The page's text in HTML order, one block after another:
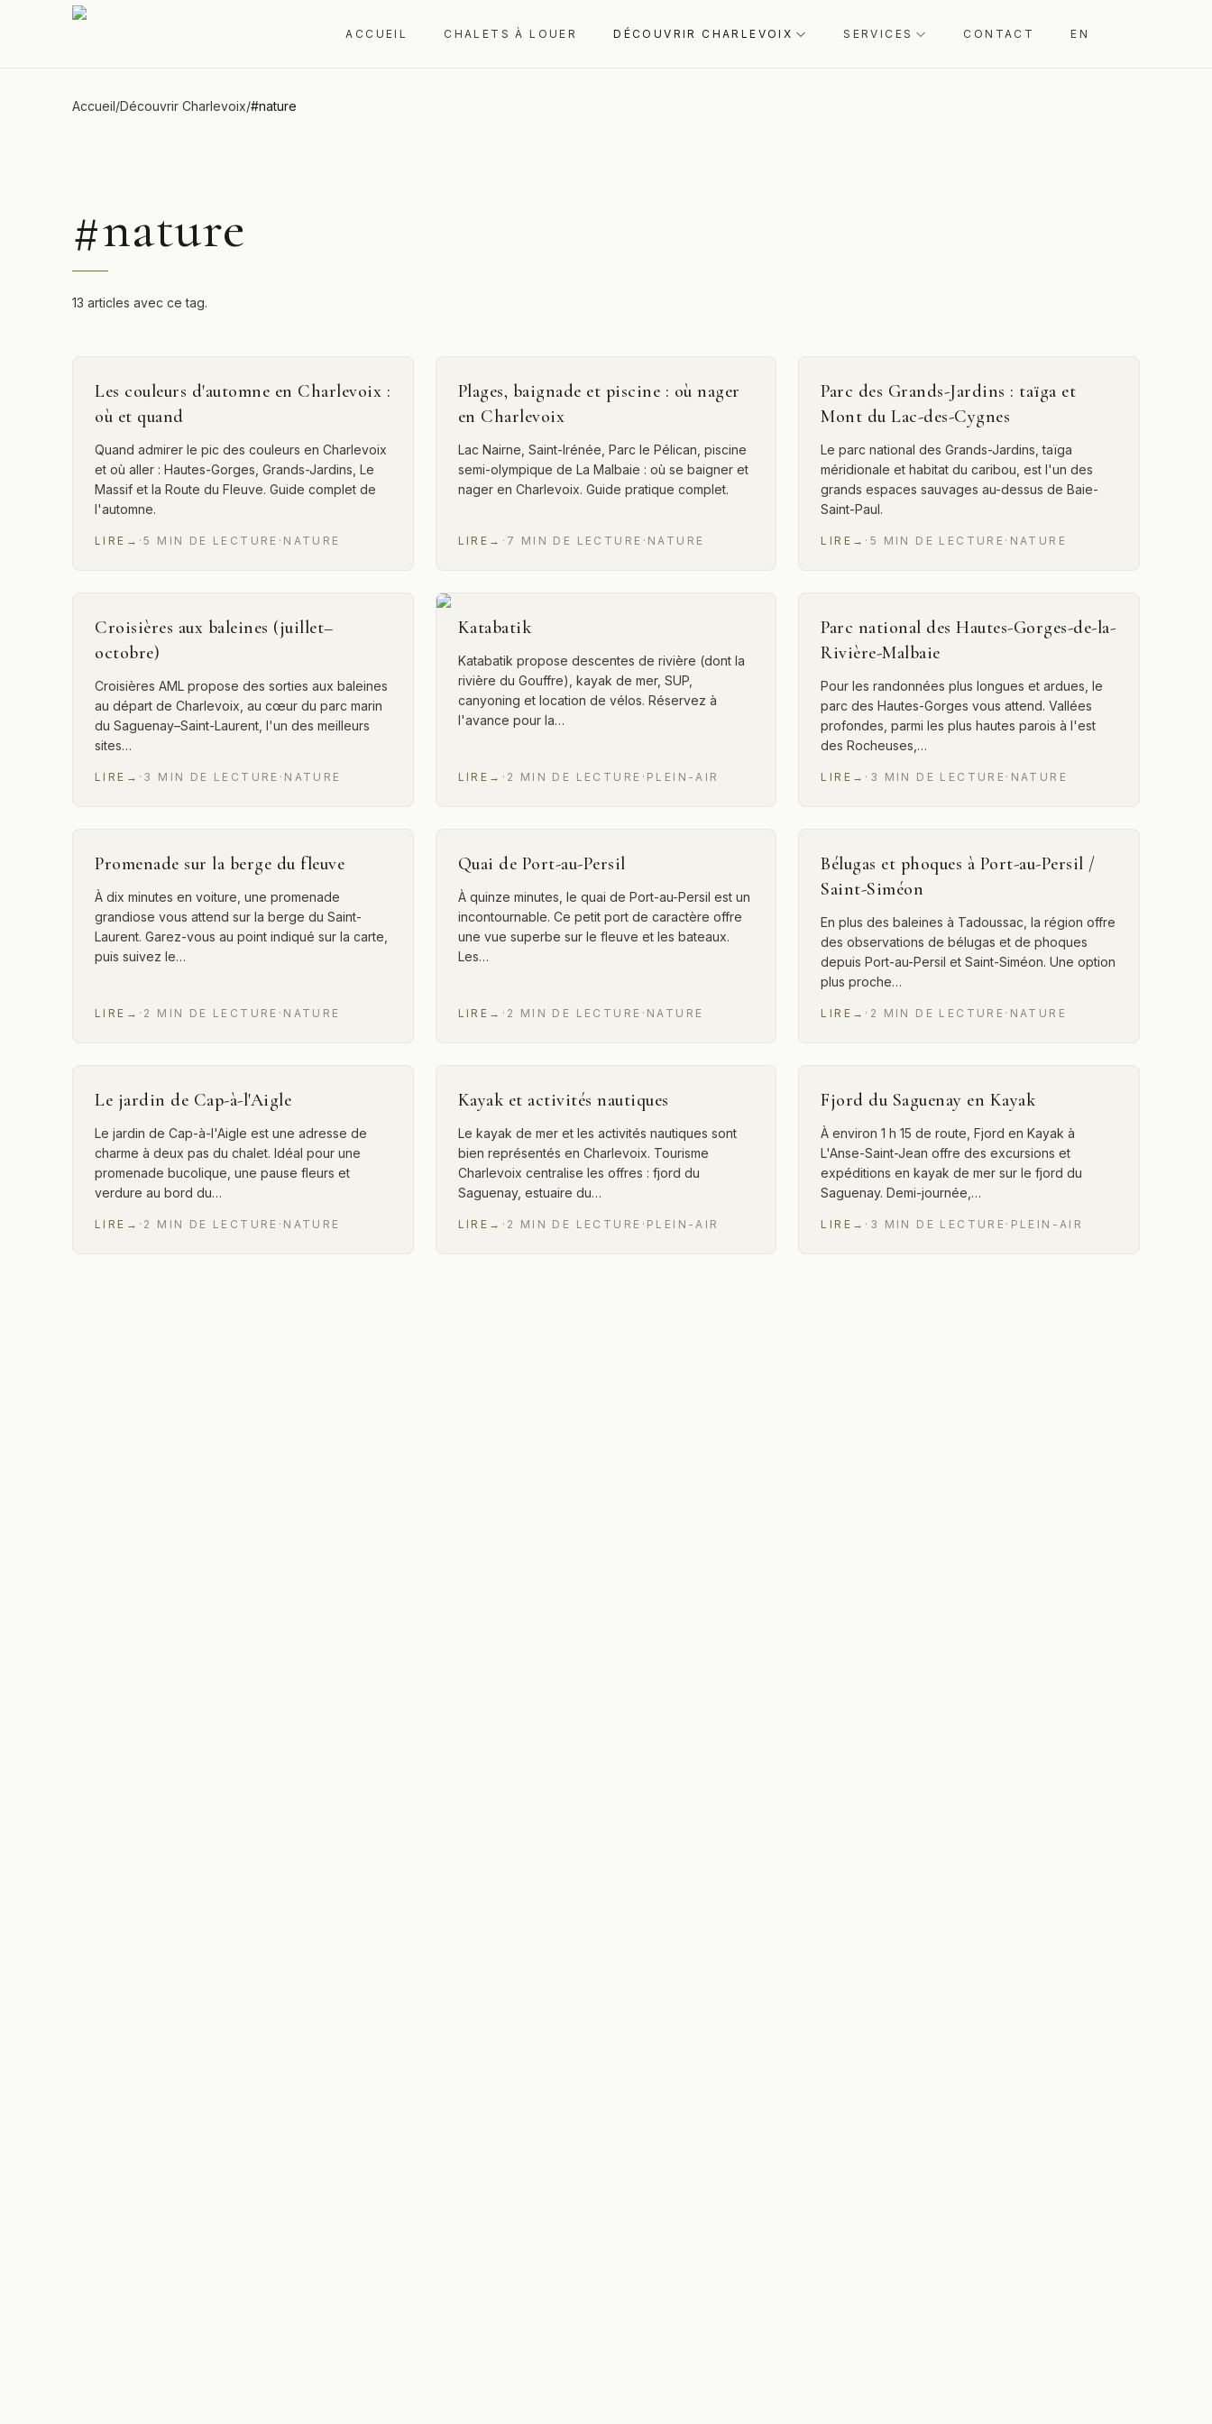
ACCUEIL CHALETS À LOUER DÉCOUVRIR CHARLEVOIX SERVICES CONTACT EN
Accueil/Découvrir Charlevoix/#nature
#nature
13 articles avec ce tag.
Les couleurs d'automne en Charlevoix :
où et quand
Quand admirer le pic des couleurs en Charlevoix
et où aller : Hautes-Gorges, Grands-Jardins, Le
Massif et la Route du Fleuve. Guide complet de
l'automne.
LIRE → ·5 MIN DE LECTURE · NATURE
Plages, baignade et piscine : où nager
en Charlevoix
Lac Nairne, Saint-Irénée, Parc le Pélican, piscine
semi-olympique de La Malbaie : où se baigner et
nager en Charlevoix. Guide pratique complet.
LIRE → · 7 MIN DE LECTURE · NATURE
Parc des Grands-Jardins : taïga et
Mont du Lac-des-Cygnes
Le parc national des Grands-Jardins, taïga
méridionale et habitat du caribou, est l'un des
grands espaces sauvages au-dessus de Baie-
Saint-Paul.
LIRE → · 5 MIN DE LECTURE · NATURE
Croisières aux baleines (juillet–
octobre)
Croisières AML propose des sorties aux baleines
au départ de Charlevoix, au cœur du parc marin
du Saguenay–Saint-Laurent, l'un des meilleurs
sites…
LIRE → · 3 MIN DE LECTURE · NATURE
Katabatik
Katabatik propose descentes de rivière (dont la
rivière du Gouffre), kayak de mer, SUP,
canyoning et location de vélos. Réservez à
l'avance pour la…
LIRE → · 2 MIN DE LECTURE · PLEIN-AIR
Parc national des Hautes-Gorges-de-la-
Rivière-Malbaie
Pour les randonnées plus longues et ardues, le
parc des Hautes-Gorges vous attend. Vallées
profondes, parmi les plus hautes parois à l'est
des Rocheuses,…
LIRE → · 3 MIN DE LECTURE · NATURE
Promenade sur la berge du fleuve
À dix minutes en voiture, une promenade
grandiose vous attend sur la berge du Saint-
Laurent. Garez-vous au point indiqué sur la carte,
puis suivez le…
LIRE → · 2 MIN DE LECTURE · NATURE
Quai de Port-au-Persil
À quinze minutes, le quai de Port-au-Persil est un
incontournable. Ce petit port de caractère offre
une vue superbe sur le fleuve et les bateaux.
Les…
LIRE → · 2 MIN DE LECTURE · NATURE
Bélugas et phoques à Port-au-Persil /
Saint-Siméon
En plus des baleines à Tadoussac, la région offre
des observations de bélugas et de phoques
depuis Port-au-Persil et Saint-Siméon. Une option
plus proche…
LIRE → · 2 MIN DE LECTURE · NATURE
Le jardin de Cap-à-l'Aigle
Le jardin de Cap-à-l'Aigle est une adresse de
charme à deux pas du chalet. Idéal pour une
promenade bucolique, une pause fleurs et
verdure au bord du…
LIRE → · 2 MIN DE LECTURE · NATURE
Kayak et activités nautiques
Le kayak de mer et les activités nautiques sont
bien représentés en Charlevoix. Tourisme
Charlevoix centralise les offres : fjord du
Saguenay, estuaire du…
LIRE → · 2 MIN DE LECTURE · PLEIN-AIR
Fjord du Saguenay en Kayak
À environ 1 h 15 de route, Fjord en Kayak à
L'Anse-Saint-Jean offre des excursions et
expéditions en kayak de mer sur le fjord du
Saguenay. Demi-journée,…
LIRE → · 3 MIN DE LECTURE · PLEIN-AIR